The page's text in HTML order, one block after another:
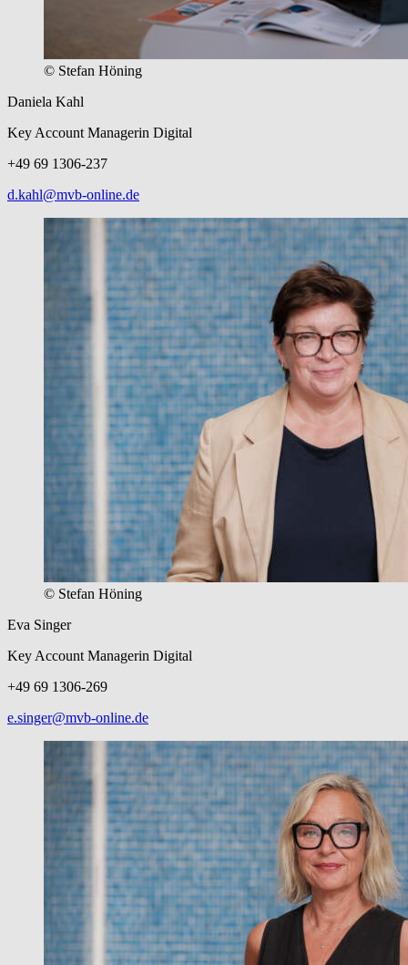
© Stefan Höning
Daniela Kahl
Key Account Managerin Digital
+49 69 1306-237
d.kahl@mvb-online.de
© Stefan Höning
Eva Singer
Key Account Managerin Digital
+49 69 1306-269
e.singer@mvb-online.de